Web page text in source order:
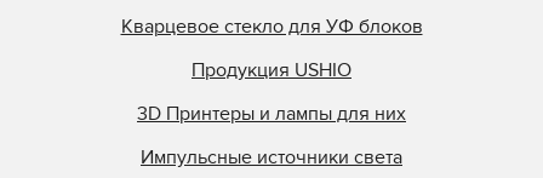
Кварцевое стекло для УФ блоков
Продукция USHIO
3D Принтеры и лампы для них
Импульсные источники света